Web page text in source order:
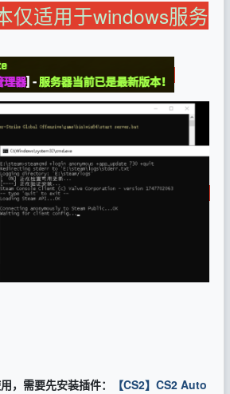
仅适用于windows服务
，需要先安装插件：
【CS2】CS2 Auto